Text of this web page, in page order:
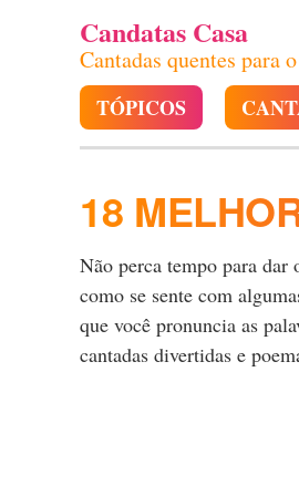
Candatas Casa
Cantadas quentes para
TÓPICOS
18
Não perca tempo para dar
como se sente com
que você pronuncia as
cantadas divertidas e